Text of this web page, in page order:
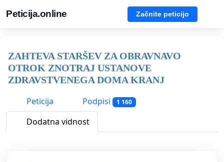
Peticija.online Začnite peticijo
ZAHTEVA STARŠEV ZA OBRAVNAVO
OTROK ZNOTRAJ USTANOVE
ZDRAVSTVENEGA DOMA KRANJ
Peticija
Podpisi 1 160
Dodatna vidnost